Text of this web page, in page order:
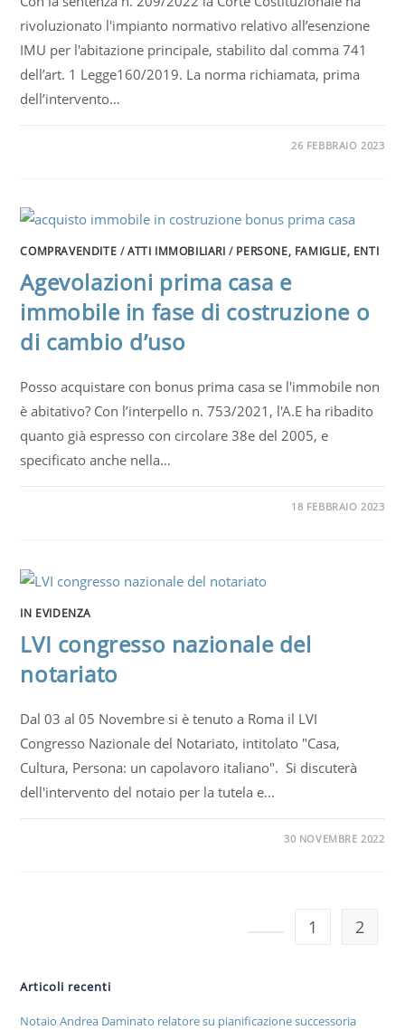
rivoluzionato l'impianto normativo relativo all’esenzione
IMU per l'abitazione principale, stabilito dal comma 741
dell’art. 1 Legge160/2019. La norma richiamata, prima
dell’intervento…
26 FEBBRAIO 2023
COMPRAVENDITE /ATTI IMMOBILIARI / PERSONE, FAMIGLIE, ENTI
Agevolazioni prima casa e
immobile in fase di costruzione o
di cambio d’uso
Posso acquistare con bonus prima casa se l'immobile non
è abitativo? Con l’interpello n. 753/2021, l'A.E ha ribadito
quanto già espresso con circolare 38e del 2005, e
specificato anche nella…
18 FEBBRAIO 2023
IN EVIDENZA
LVI congresso nazionale del
notariato
Dal 03 al 05 Novembre si è tenuto a Roma il LVI
Congresso Nazionale del Notariato, intitolato "Casa,
Cultura, Persona: un capolavoro italiano". Si discuterà
dell'intervento del notaio per la tutela e…
30 NOVEMBRE 2022
1 2
Articoli recenti
Notaio Andrea Daminato relatore su pianificazione successoria